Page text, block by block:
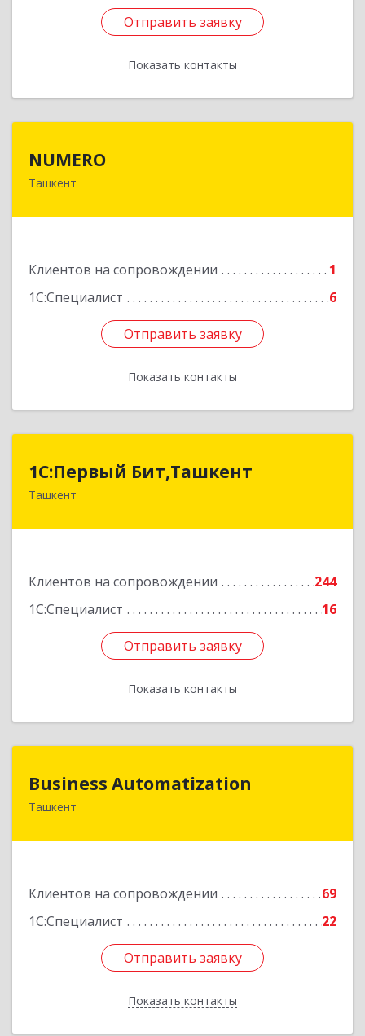
Отправить заявку
Показать контакты
Отправить заявку
Назад
NUMERO
Ташкент
Клиентов на сопровождении
1
1С:Специалист
6
Отправить заявку
Показать контакты
УЗБЕКИСТАН , г. Ташкент, Хамзинский район,
Отправить заявку
Назад
1C:Первый Бит,Ташкент
Ташкент
Клиентов на сопровождении
244
1С:Специалист
16
Отправить заявку
Показать контакты
1C:Первый Бит,Ташкент
г. Ташкент, Мирабадский район, ул. Афросиаб,
Отправить заявку
Назад
Business Automatization
Ташкент
Клиентов на сопровождении
69
1С:Специалист
22
Отправить заявку
Показать контакты
Узбекистан, г. Ташкент, Мирабадский район,
Отправить заявку
Назад